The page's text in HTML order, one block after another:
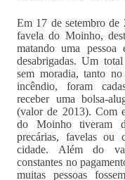
Em 17 de setembro
favela do Moinho,
matando uma
desabrigadas. Um
sem moradia, tanto
incêndio, foram
receber uma bolsa-
(valor de 2013). Com
do Moinho tiveram
precárias, favelas ou
cidade. Além do
constantes no
muitas pessoas